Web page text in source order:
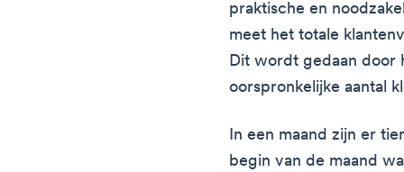
praktische en
meet het totale
Dit wordt gedaan door
oorspronkelijke aantal
In een maand zijn er
begin van de maand